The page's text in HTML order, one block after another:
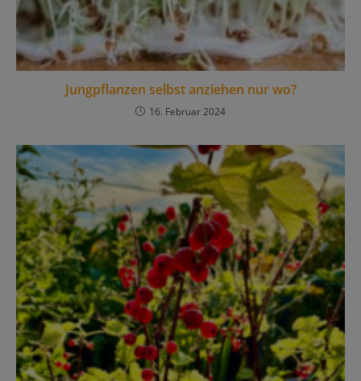
Jungpflanzen selbst anziehen nur wo?
16. Februar 2024